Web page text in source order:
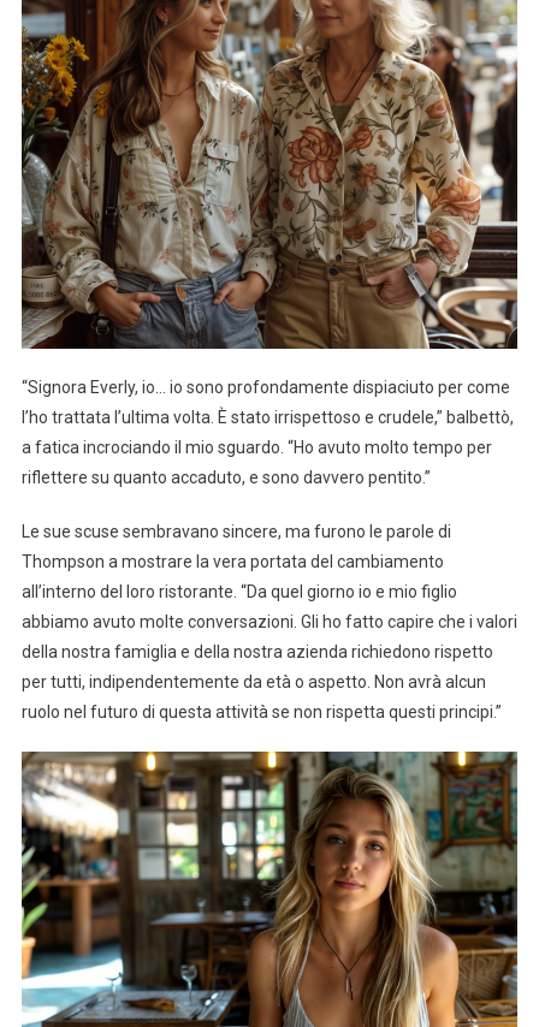
“Signora Everly, io… io sono profondamente dispiaciuto per come
l’ho trattata l’ultima volta. È stato irrispettoso e crudele,” balbettò,
a fatica incrociando il mio sguardo. “Ho avuto molto tempo per
riflettere su quanto accaduto, e sono davvero pentito.”
Le sue scuse sembravano sincere, ma furono le parole di
Thompson a mostrare la vera portata del cambiamento
all’interno del loro ristorante. “Da quel giorno io e mio figlio
abbiamo avuto molte conversazioni. Gli ho fatto capire che i valori
della nostra famiglia e della nostra azienda richiedono rispetto
per tutti, indipendentemente da età o aspetto. Non avrà alcun
ruolo nel futuro di questa attività se non rispetta questi principi.”